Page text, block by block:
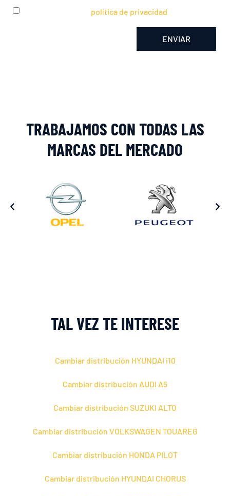
política de privacidad
ENVIAR
TRABAJAMOS CON TODAS LAS
MARCAS DEL MERCADO
TAL VEZ TE INTERESE
Cambiar distribución HYUNDAI i10
Cambiar distribución AUDI A5
Cambiar distribución SUZUKI ALTO
Cambiar distribución VOLKSWAGEN TOUAREG
Cambiar distribución HONDA PILOT
Cambiar distribución HYUNDAI CHORUS